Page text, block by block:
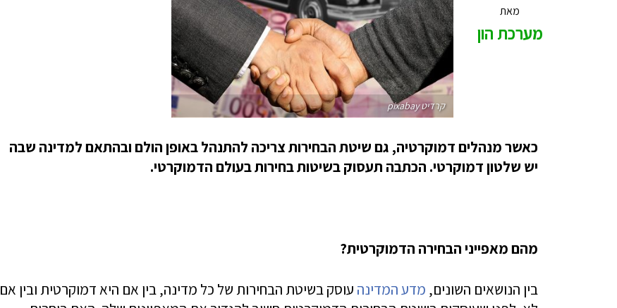
מאת
מערכת הון
קרדיט pixabay
כאשר מנהלים דמוקרטיה, גם שיטת הבחירות צריכה להתנהל באופן הולם ובהתאם למדינה שבה
יש שלטון דמוקרטי. הכתבה תעסוק בשיטות בחירות בעולם הדמוקרטי.
מהם מאפייני הבחירה הדמוקרטית?
בין הנושאים השונים, מדע המדינה עוסק בשיטת הבחירות של כל מדינה, בין אם היא דמוקרטית ובין אם